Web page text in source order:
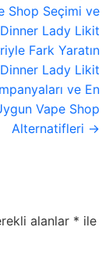
Shop Seçimi ve
Dinner Lady Likit
Fark Yaratın
Dinner Lady Likit
ve En
Vape Shop
Alternatifleri →
alanlar * ile